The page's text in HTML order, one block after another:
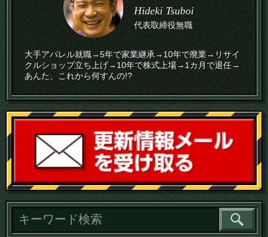
Hideki Tsuboi
代表取締役無職
大手アパレル就職→5年で家業継承→10年で廃業→リサイ
クルショップ立ち上げ→10年で株式上場→1カ月で退任→
あんた、これから何すんの!?
読